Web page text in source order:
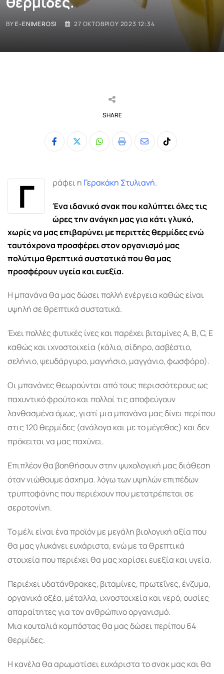
BYE-ENIMEROSI 27 ΟΚΤΩΒΡΊΟΥ 2023 12:34
SHARE
Whatsapp
Print
ShareTiktok
Γ ράφει η Γερακάκη Στυλιανή.
Ένα ιδανικό σνακ που καλύπτει όλες τις
ώρες την ανάγκη μας για κάτι γλυκό,
χωρίς να μας επιβαρύνει με περιττές θερμίδες ενώ
ταυτόχρονα προσφέρει στον οργανισμό μας
πολύτιμα θρεπτικά συστατικά που θα μας
προσφέρουν υγεία και ευεξία.
Η μπανάνα θα μας δώσει πολλή ενέργεια καθώς είναι
υψηλή σε θρεπτικά συστατικά.
Έχει πολλές φυτικές ίνες και παρέχει βιταμίνες Α, Β, C, Ε
καθώς και ιχνοστοιχεία (κάλιο, σίδηρο, ασβέστιο,
σελήνιο, ψευδάργυρο, μαγνήσιο, μαγγάνιο, φωσφόρο).
Οι μπανάνες θεωρούνται από τους περισσότερους ως
παχυντικό φρούτο και πολλοί τις αποφεύγουν
λανθασμένα όμως, γιατί μια μπανάνα μας δίνει περίπου
στις 120 θερμίδες (ανάλογα και με το μέγεθος) και δεν
πρόκειται να μας παχύνει.
Επιπλέον θα βοηθήσουν στην ψυχολογική μας διάθεση
όταν νιώθουμε άσχημα. λόγω των υψηλών επιπέδων
τρυπτοφάνης που περιέχουν που μετατρέπεται σε
σεροτονίνη.
Το μέλι είναι ένα προϊόν με μεγάλη βιολογική αξία που
θα μας γλυκάνει ευχάριστα, ενώ με τα θρεπτικά
στοιχεία που περιέχει θα μας χαρίσει ευεξία και υγεία.
Περιέχει υδατάνθρακες, βιταμίνες, πρωτεΐνες, ένζυμα,
οργανικά οξέα, μέταλλα, ιχνοστοιχεία και νερό, ουσίες
απαραίτητες για τον ανθρώπινο οργανισμό.
Μια κουταλιά κομπόστας θα μας δώσει περίπου 64
θερμίδες.
Η κανέλα θα αρωματίσει ευχάριστα το σνακ μας και θα